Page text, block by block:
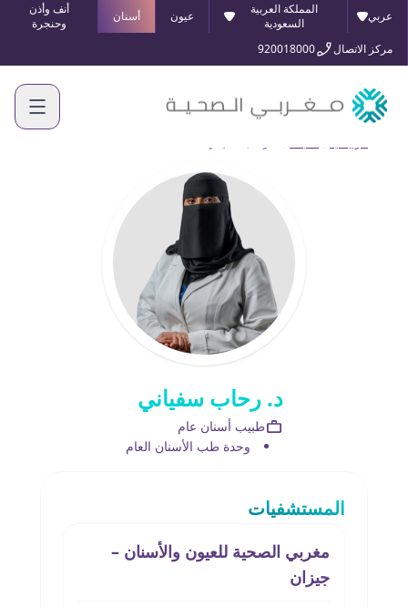
عربي
المملكة العربية
السعودية
عيون أسنان
أنف وأذن
وحنجرة
مركز الاتصال
920018000
د. رحاب سفياني
طبيب أسنان عام
وحدة طب الأسنان العام
المستشفيات
مغربي الصحية للعيون والأسنان –
جيزان